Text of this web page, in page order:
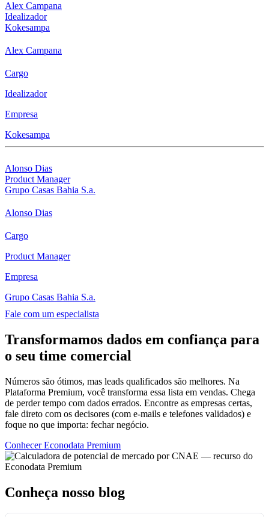
Alex Campana
Idealizador
Kokesampa
Alex Campana
Cargo
Idealizador
Empresa
Kokesampa
Alonso Dias
Product Manager
Grupo Casas Bahia S.a.
Alonso Dias
Cargo
Product Manager
Empresa
Grupo Casas Bahia S.a.
Fale com um especialista
Transformamos dados em confiança para
o seu time comercial
Números são ótimos, mas leads qualificados são melhores. Na
Plataforma Premium, você transforma essa lista em vendas. Chega
de perder tempo com dados errados. Encontre as empresas certas,
fale direto com os decisores (com e-mails e telefones validados) e
foque no que importa: fechar negócio.
Conhecer Econodata Premium
Conheça nosso blog